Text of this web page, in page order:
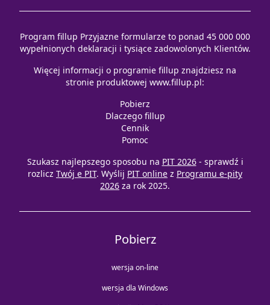
Program fillup Przyjazne formularze to ponad 45 000 000
wypełnionych deklaracji i tysiące zadowolonych Klientów.
Więcej informacji o programie fillup znajdziesz na
stronie produktowej www.fillup.pl:
Pobierz
Dlaczego fillup
Cennik
Pomoc
Szukasz najlepszego sposobu na PIT 2026 - sprawdź i
rozlicz Twój e PIT. Wyślij PIT online z Programu e-pity
2026 za rok 2025.
Pobierz
wersja on-line
wersja dla Windows